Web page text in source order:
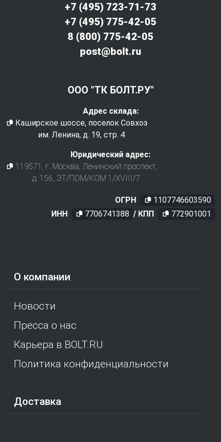
О компании
Новости
Пресса о нас
Карьера в BOLT.RU
Политика конфиденциальности
Доставка
+7 (495) 723-71-73
+7 (495) 775-42-05
8 (800) 775-42-05
post@bolt.ru
ООО "ТК БОЛТ.РУ"
Адрес склада:
Каширское шоссе, поселок Совхоз
им. Ленина, д. 19, стр. 4
Юридический адрес:
119571
, г. Москва Ленинский проспект,
д. 156, ЭТ/ПОМ/КОМ 1/XVIII/7
ОГРН
1107746603590
ИНН
7706741388 / КПП 772901001